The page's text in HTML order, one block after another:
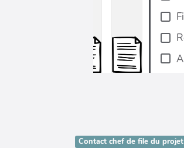
Contact chef de file du projet